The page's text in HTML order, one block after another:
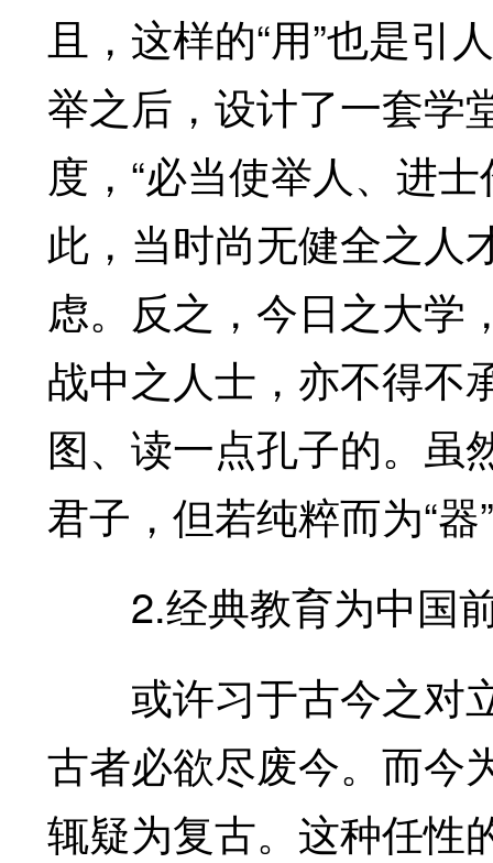
且，这样的“用”也是引
举之后，设计了一套学
度，“必当使举人、进
此，当时尚无健全之人
虑。反之，今日之大学
战中之人士，亦不得不
图、读一点孔子的。虽
君子，但若纯粹而为“
2.经典教育为中国
或许习于古今之对
古者必欲尽废今。而今
辄疑为复古。这种任性